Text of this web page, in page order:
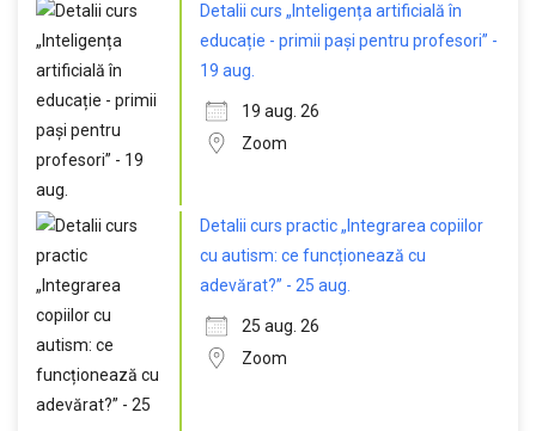
Detalii curs „Inteligența artificială în
educație - primii pași pentru profesori” -
19 aug.
19 aug. 26
Zoom
Detalii curs practic „Integrarea copiilor
cu autism: ce funcționează cu
adevărat?” - 25 aug.
25 aug. 26
Zoom